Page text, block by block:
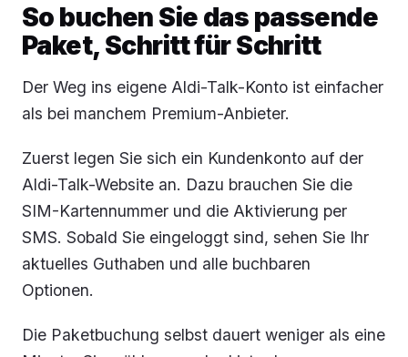
So buchen Sie das passende
Paket, Schritt für Schritt
Der Weg ins eigene Aldi-Talk-Konto ist einfacher
als bei manchem Premium-Anbieter.
Zuerst legen Sie sich ein Kundenkonto auf der
Aldi-Talk-Website an. Dazu brauchen Sie die
SIM-Kartennummer und die Aktivierung per
SMS. Sobald Sie eingeloggt sind, sehen Sie Ihr
aktuelles Guthaben und alle buchbaren
Optionen.
Die Paketbuchung selbst dauert weniger als eine